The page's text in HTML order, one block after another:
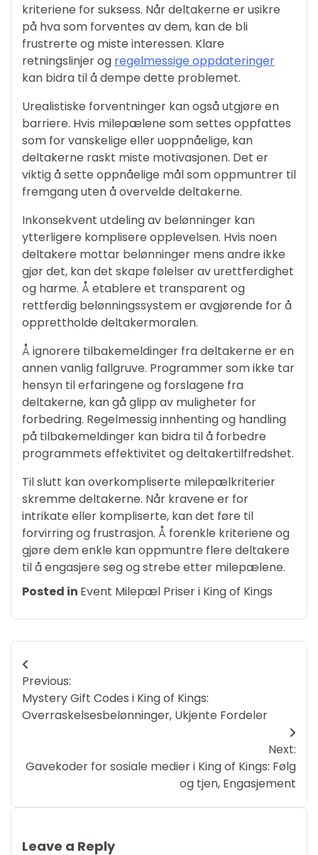
kriteriene for suksess. Når deltakerne er usikre
på hva som forventes av dem, kan de bli
frustrerte og miste interessen. Klare
retningslinjer og regelmessige oppdateringer
kan bidra til å dempe dette problemet.
Urealistiske forventninger kan også utgjøre en
barriere. Hvis milepælene som settes oppfattes
som for vanskelige eller uoppnåelige, kan
deltakerne raskt miste motivasjonen. Det er
viktig å sette oppnåelige mål som oppmuntrer til
fremgang uten å overvelde deltakerne.
Inkonsekvent utdeling av belønninger kan
ytterligere komplisere opplevelsen. Hvis noen
deltakere mottar belønninger mens andre ikke
gjør det, kan det skape følelser av urettferdighet
og harme. Å etablere et transparent og
rettferdig belønningssystem er avgjørende for å
opprettholde deltakermoralen.
Å ignorere tilbakemeldinger fra deltakerne er en
annen vanlig fallgruve. Programmer som ikke tar
hensyn til erfaringene og forslagene fra
deltakerne, kan gå glipp av muligheter for
forbedring. Regelmessig innhenting og handling
på tilbakemeldinger kan bidra til å forbedre
programmets effektivitet og deltakertilfredshet.
Til slutt kan overkompliserte milepælkriterier
skremme deltakerne. Når kravene er for
intrikate eller kompliserte, kan det føre til
forvirring og frustrasjon. Å forenkle kriteriene og
gjøre dem enkle kan oppmuntre flere deltakere
til å engasjere seg og strebe etter milepælene.
Posted in Event Milepæl Priser i King of Kings
Post
navigation
Previous:
Mystery Gift Codes i King of Kings:
Overraskelsesbelønninger, Ukjente Fordeler
Next:
Gavekoder for sosiale medier i King of Kings: Følg
og tjen, Engasjement
Leave a Reply